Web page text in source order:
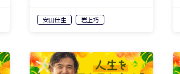
ロハ美容師”こと岩上巧さん。自身
が経営するヘアサロン
ココロオドル…
安田佳生 岩上巧